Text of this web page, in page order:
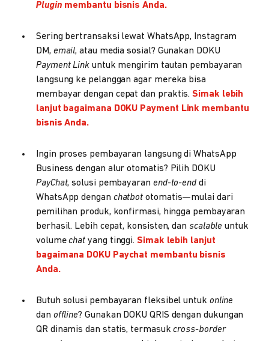
Plugin membantu bisnis Anda.
Sering bertransaksi lewat WhatsApp, Instagram
DM, email, atau media sosial? Gunakan DOKU
Payment Link untuk mengirim tautan pembayaran
langsung ke pelanggan agar mereka bisa
membayar dengan cepat dan praktis.Simak lebih
lanjut bagaimana DOKU Payment Link membantu
bisnis Anda.
Ingin proses pembayaran langsung di WhatsApp
Business dengan alur otomatis? Pilih DOKU
PayChat, solusi pembayaran end-to-end di
WhatsApp dengan chatbot otomatis—mulai dari
pemilihan produk, konfirmasi, hingga pembayaran
berhasil. Lebih cepat, konsisten, dan scalable untuk
volumechat yang tinggi.Simak lebih lanjut
bagaimana DOKU Paychat membantu bisnis
Anda.
Butuh solusi pembayaran fleksibel untuk online
dan offline? Gunakan DOKU QRIS dengan dukungan
QR dinamis dan statis, termasukcross-border